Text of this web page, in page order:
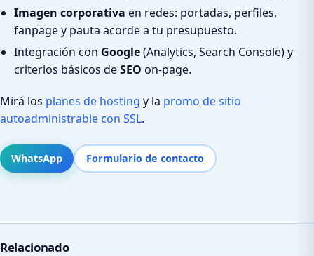
Imagen corporativa en redes: portadas, perfiles,
fanpage y pauta acorde a tu presupuesto.
Integración con Google(Analytics, Search Console) y
criterios básicos deSEO on-page.
Mirá los planes de hosting y la promo de sitio
autoadministrable con SSL.
WhatsApp Formulario de contacto
Relacionado